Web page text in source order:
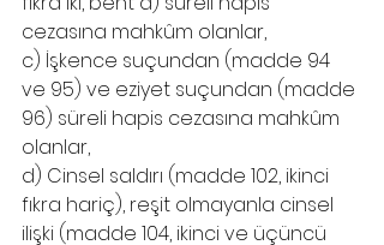
cezasına mahkûm olanlar,
c) İşkence suçundan (madde 94
ve 95) ve eziyet suçundan (madde
96) süreli hapis cezasına mahkûm
olanlar,
d) Cinsel saldırı (madde 102, ikinci
fıkra hariç), reşit olmayanla cinsel
ilişki (madde 104, ikinci ve üçüncü